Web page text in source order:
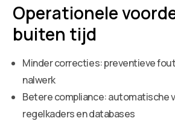
Operationele
buiten tijd
Minder correcties: preventieve
nalwerk
Betere compliance: automatische
regelkaders en databases